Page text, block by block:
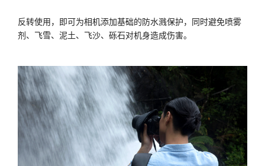
反转使用，即可为相机添加基础的防水溅保护，同时避免喷雾
剂、飞雪、泥土、飞沙、砾石对机身造成伤害。